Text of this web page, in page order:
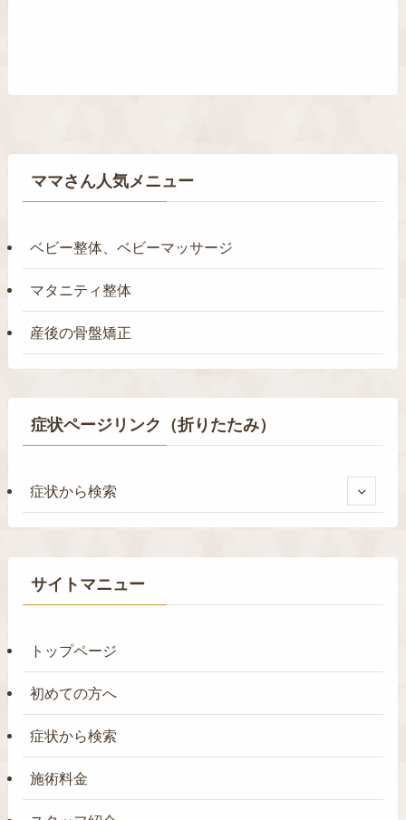
ママさん人気メニュー
ベビー整体、ベビーマッサージ
マタニティ整体
産後の骨盤矯正
症状ページリンク（折りたたみ）
症状から検索
サイトマニュー
トップページ
初めての方へ
症状から検索
施術料金